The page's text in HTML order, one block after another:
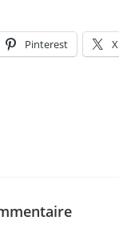
Pinterest X